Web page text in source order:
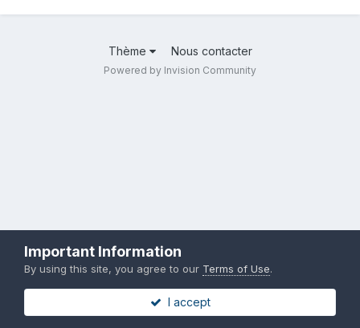
Thème Nous contacter
Powered by Invision Community
Important Information
By using this site, you agree to our Terms of Use.
I accept